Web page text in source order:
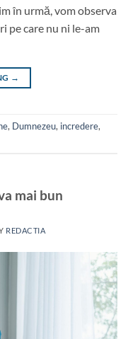
în urmă, vom observa
pe care nu ni le-am
→
, Dumnezeu, incredere,
mai bun
REDACTIA